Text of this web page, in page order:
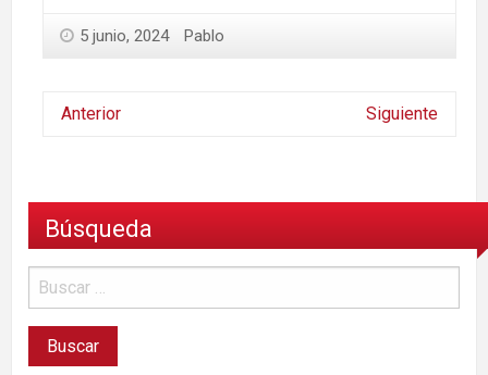
5 junio, 2024 Pablo
Anterior Siguiente
Búsqueda